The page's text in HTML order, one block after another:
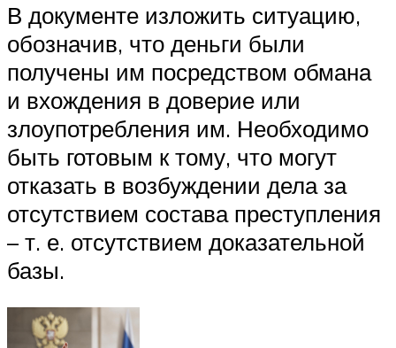
В документе изложить ситуацию,
обозначив, что деньги были
получены им посредством обмана
и вхождения в доверие или
злоупотребления им. Необходимо
быть готовым к тому, что могут
отказать в возбуждении дела за
отсутствием состава преступления
– т. е. отсутствием доказательной
базы.